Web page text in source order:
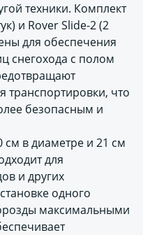
техники. Комплект
и Rover Slide-2 (2
для обеспечения
снегохода с полом
транспортировки, что
безопасным и
см в диаметре и 21 см
для
и других
одного
максимальными